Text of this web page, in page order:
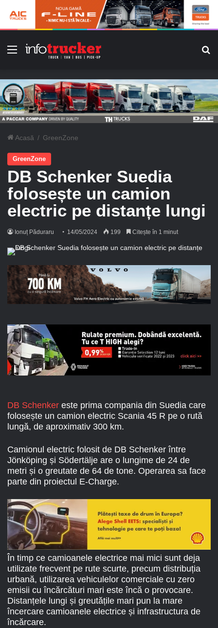
Meniu
Acasă / GreenZone
GreenZone
DB Schenker Suedia
folosește un camion
electric pe distanțe lungi
Ionuț Păduraru 14/05/2024 199 Citește în 1 minut
DB Schenker este prima compania din Suedia care
folosește un camion electric Scania 45 R pe o rută
lungă, de aproximativ 300 km.
Camionul electric folosit de DB Schenker între
Jönköping și Södertälje are o lungime de 24 de
metri și o greutate de 64 de tone. Operarea sa face
parte din proiectul E-Charge.
În timp ce camioanele electrice mai mici sunt deja
utilizate frecvent pe rute scurte, precum distribuția
urbană, utilizarea vehiculelor comerciale cu zero
emisii cu încărcături mari este încă o provocare.
Distanțele lungi și greutățile mari pun la mare
încercare camioanele electrice și infrastructura de
încărcare.